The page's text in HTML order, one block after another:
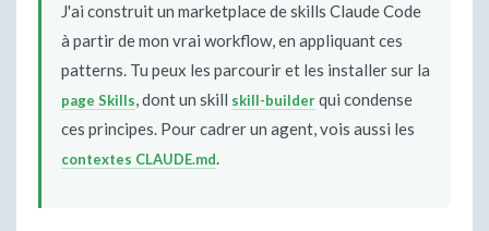
J'ai construit un marketplace de skills Claude Code
à partir de mon vrai workflow, en appliquant ces
patterns. Tu peux les parcourir et les installer sur la
page Skills, dont un skill skill-builderqui condense
ces principes. Pour cadrer un agent, vois aussi les
contextes CLAUDE.md.